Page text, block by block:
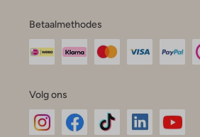
Betaalmethodes
Volg ons